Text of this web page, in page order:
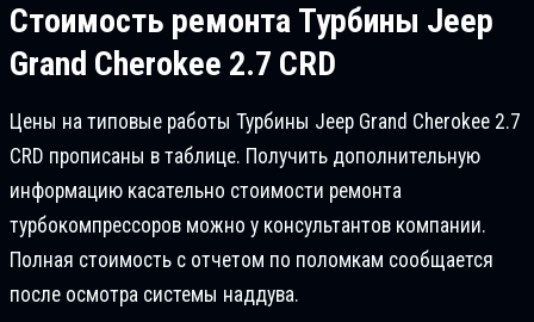
Стоимость ремонта Турбины Jeep
Grand Cherokee 2.7 CRD
Цены на типовые работы Турбины Jeep Grand Cherokee 2.7
CRD прописаны в таблице. Получить дополнительную
информацию касательно стоимости ремонта
турбокомпрессоров можно у консультантов компании.
Полная стоимость с отчетом по поломкам сообщается
после осмотра системы наддува.